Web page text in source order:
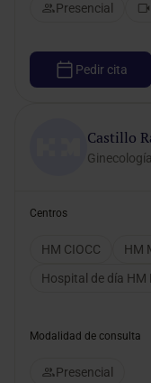
Presencial
Pedir cita
Castillo
Ginecología
Centros
HM CIOCC HM
Hospital de día HM
Modalidad de consulta
Presencial